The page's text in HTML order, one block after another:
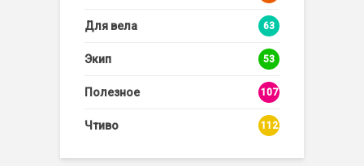
Для вела 63
Экип 53
Полезное 107
Чтиво 112